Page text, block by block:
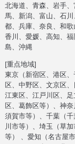
北海道、青森、岩手
馬、新潟、富山、石
都、兵庫、奈良、和歌
香川、愛媛、高知、
島、沖縄
[重点地域]
東京（新宿区、港区
区、中野区、文京区
江東区、江戸川区、
区、葛飾区等）、神
須賀市等）、千葉（
川市等）、埼玉（草
等） 、愛知（名古屋